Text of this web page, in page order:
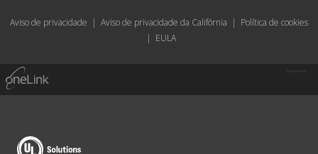
Aviso de privacidade | Aviso de privacidade da Califórnia | Política de cookies
| EULA